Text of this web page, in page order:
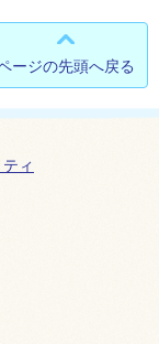
ージの先頭へ戻る
ィ